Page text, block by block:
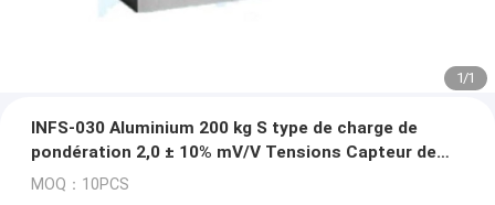
1/1
INFS-030 Aluminium 200 kg S type de charge de
pondération 2,0 ± 10% mV/V Tensions Capteur de
force de compression Pour l'échelle de trémie 5-10V
MOQ：10PCS